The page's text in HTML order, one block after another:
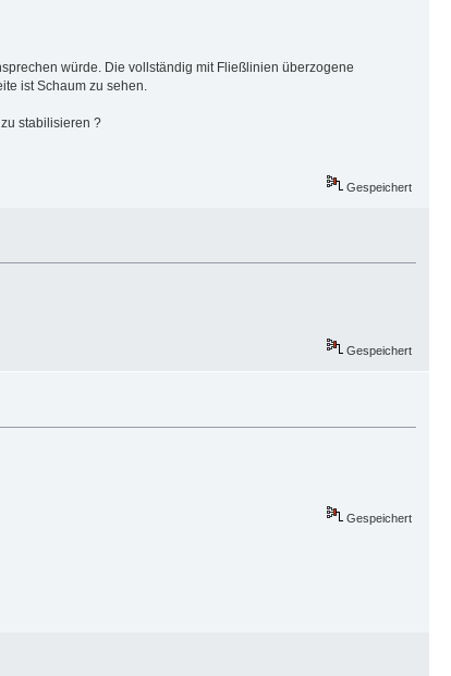
würde. Die vollständig mit Fließlinien überzogene
ist Schaum zu sehen.
stabilisieren ?
Gespeichert
Gespeichert
Gespeichert